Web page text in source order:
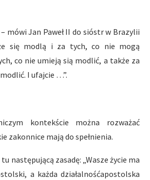
mówi Jan Paweł II do sióstr w Brazylii
się modlą i za tych, co nie mogą
co nie umieją sią modlić, a także za
I ufajcie …”.
kontekście można rozważać
zakonnice mają do spełnienia.
następującą zasadę: „Wasze życie ma
a każda działalnośćapostolska